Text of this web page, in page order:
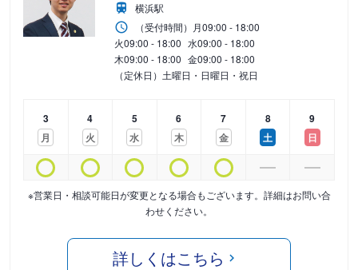
横浜駅
（受付時間） 月09:00 - 18:00
火09:00 - 18:00 水09:00 - 18:00
木09:00 - 18:00 金09:00 - 18:00
（定休日）土曜日・日曜日・祝日
3
月
4
火
5
水
6
木
7
金
8
土
9
日
※営業日・相談可能日が変更となる場合もございます。詳細はお問い合
わせください。
詳しくはこちら